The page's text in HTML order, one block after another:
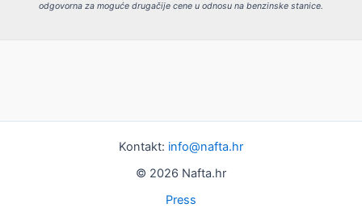
odgovorna za moguće drugačije cene u odnosu na benzinske stanice.
Kontakt: info@nafta.hr
© 2026 Nafta.hr
Press